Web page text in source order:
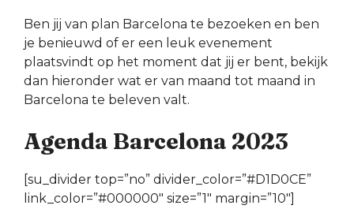
Ben jij van plan Barcelona te bezoeken en ben
je benieuwd of er een leuk evenement
plaatsvindt op het moment dat jij er bent, bekijk
dan hieronder wat er van maand tot maand in
Barcelona te beleven valt.
Agenda Barcelona 2023
[su_divider top=”no” divider_color=”#D1D0CE”
link_color=”#000000″ size=”1″ margin=”10″]